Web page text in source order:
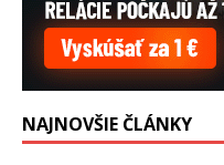
NAJNOVŠIE ČLÁNKY